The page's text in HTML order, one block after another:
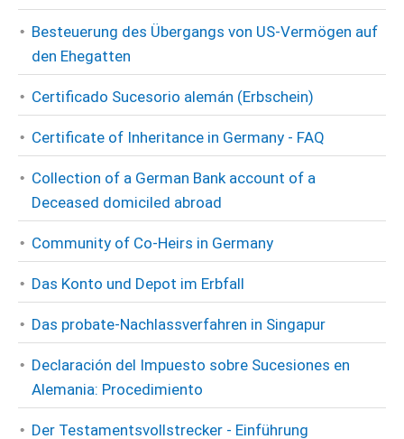
Besteuerung des Übergangs von US-Vermögen auf
den Ehegatten
Certificado Sucesorio alemán (Erbschein)
Certificate of Inheritance in Germany - FAQ
Collection of a German Bank account of a
Deceased domiciled abroad
Community of Co-Heirs in Germany
Das Konto und Depot im Erbfall
Das probate-Nachlassverfahren in Singapur
Declaración del Impuesto sobre Sucesiones en
Alemania: Procedimiento
Der Testamentsvollstrecker - Einführung